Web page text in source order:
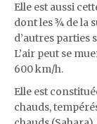
Elle est aussi
dont les ¾ de la
d’autres parties
L’air peut se
600 km/h.
Elle est
chauds,